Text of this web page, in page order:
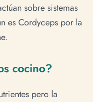
sobre sistemas
es Cordyceps por la
cocino?
pero la